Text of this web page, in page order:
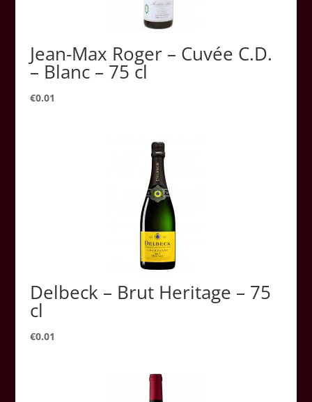
Jean-Max Roger – Cuvée C.D.
– Blanc – 75 cl
€0.01
Delbeck – Brut Heritage – 75
cl
€0.01